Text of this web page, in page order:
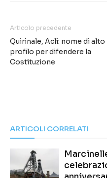
Articolo precedente
Quirinale, Acli: nome di alto
profilo per difendere la
Costituzione
ARTICOLI CORRELATI